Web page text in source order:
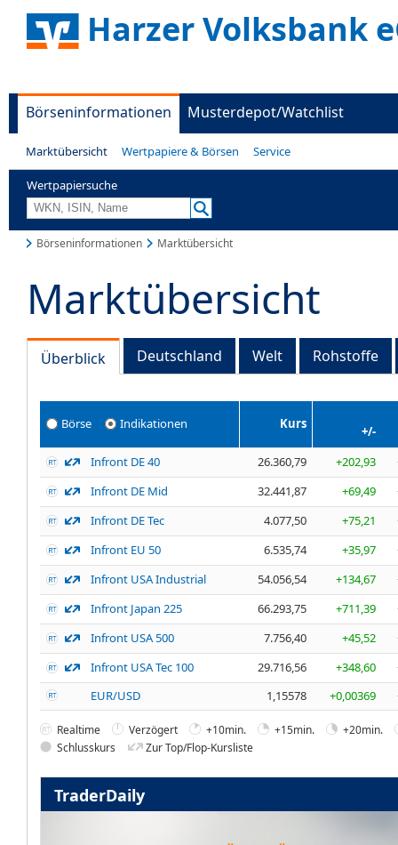
Harzer Volksbank
Börseninformationen Musterdepot/Watchlist
Marktübersicht Wertpapiere & Börsen Service
Wertpapiersuche
Börseninformationen Marktübersicht
Marktübersicht
Überblick Deutschland Welt Rohstoffe
Börse Indikationen Kurs
+/-
Infront DE 40
26.360,79 +202,93
Infront DE Mid
32.441,87 +69,49
Infront DE Tec
4.077,50 +75,21
Infront EU 50
6.535,74 +35,97
Infront USA Industrial
54.056,54 +134,67
Infront Japan 225
66.293,75 +711,39
Infront USA 500
7.756,40 +45,52
Infront USA Tec 100
29.716,56 +348,60
EUR/USD
1,15578 +0,00369
Realtime Verzögert +10min. +15min.
+20min.
Schlusskurs
Zur Top/Flop-Kursliste
TraderDaily